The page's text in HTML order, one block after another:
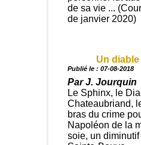
de sa vie ...
de janvier 2020)
Un
Publié le : 07-08-2018
Par J. Jourquin
Le Sphinx, le
Chateaubriand,
bras du crime
Napoléon de la
soie, un